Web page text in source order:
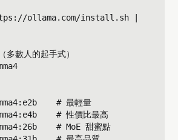
ollama.com/install.sh |
數人的起手式）
# 最輕量
# 性價比最高
# MoE 甜蜜點